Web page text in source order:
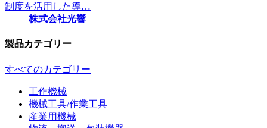
制度を活用した導…
株式会社光響
製品カテゴリー
すべてのカテゴリー
工作機械
機械工具/作業工具
産業用機械